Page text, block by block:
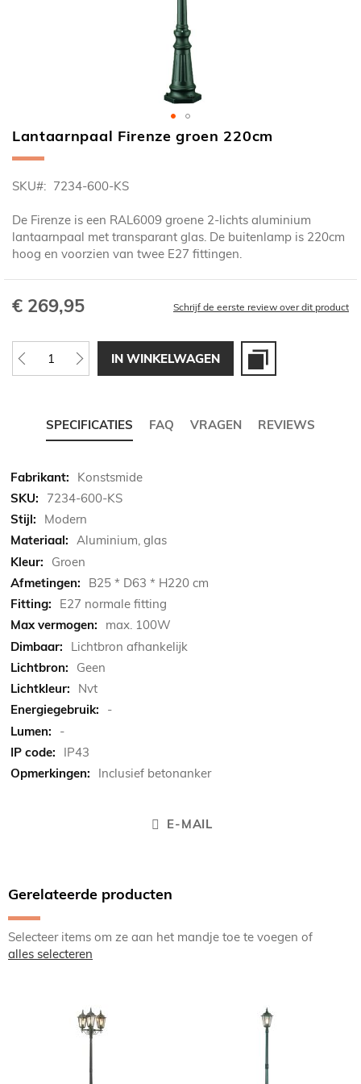
Ga
naar
begin
de
afbeeldingen-
gallerij
Lantaarnpaal Firenze groen 220cm
SKU 7234-600-KS
De Firenze is een RAL6009 groene 2-lichts aluminium
lantaarnpaal met transparant glas. De buitenlamp is 220cm
hoog en voorzien van twee E27 fittingen.
€ 269,95 Schrijf de eerste review over dit product
IN WINKELWAGEN
SPECIFICATIES FAQ VRAGEN REVIEWS
Meer
informatie
Konstsmide
7234-600-KS
Modern
Aluminium, glas
Groen
B25 * D63 * H220 cm
E27 normale fitting
max. 100W
Lichtbron afhankelijk
Geen
Nvt
-
-
IP43
Inclusief betonanker
E-MAIL
Gerelateerde producten
Selecteer items om ze aan het mandje toe te voegen of
alles selecteren